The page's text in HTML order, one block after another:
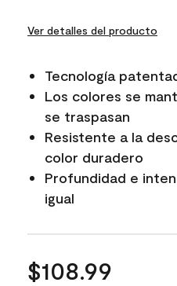
Ver detalles del producto
Tecnología
Los colores se
se traspasan
Resistente a la
color duradero
Profundidad e
igual
$108.99